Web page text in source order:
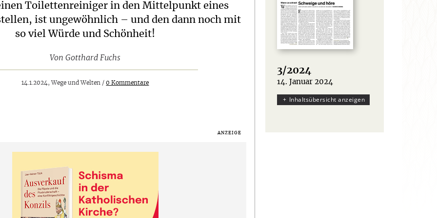
Toilettenreiniger in den Mittelpunkt eines
ist ungewöhnlich – und den dann noch mit
so viel Würde und Schönheit!
VonGotthard Fuchs
14.1.2024, Wege und Welten /0 Kommentare
3/2024
:
14. Januar 2024
Inhaltsübersicht anzeigen